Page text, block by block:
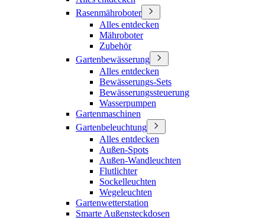
Rasenmähroboter
Alles entdecken
Mähroboter
Zubehör
Gartenbewässerung
Alles entdecken
Bewässerungs-Sets
Bewässerungssteuerung
Wasserpumpen
Gartenmaschinen
Gartenbeleuchtung
Alles entdecken
Außen-Spots
Außen-Wandleuchten
Flutlichter
Sockelleuchten
Wegeleuchten
Gartenwetterstation
Smarte Außensteckdosen